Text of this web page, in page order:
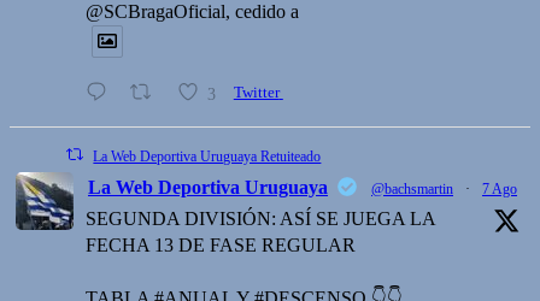
@SCBragaOficial, cedido a
3 Twitter
La Web Deportiva Uruguaya Retuiteado
La Web Deportiva Uruguaya @bachsmartin · 7 Ago
SEGUNDA DIVISIÓN: ASÍ SE JUEGA LA
FECHA 13 DE FASE REGULAR